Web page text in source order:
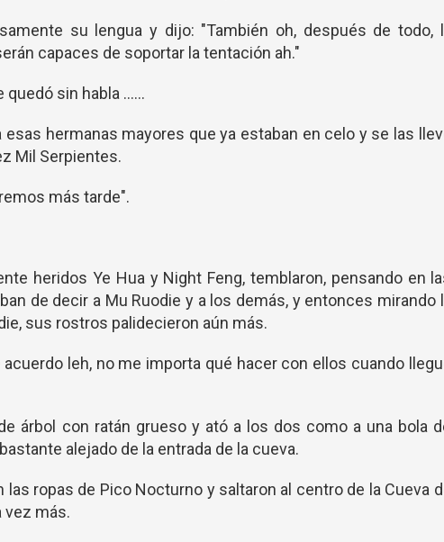
su lengua y dijo: "También oh, después de todo,
capaces de soportar la tentación ah."
quedó sin habla ......
hermanas mayores que ya estaban en celo y se las
Mil Serpientes.
más tarde".
heridos Ye Hua y Night Feng, temblaron, pensando en
de decir a Mu Ruodie y a los demás, y entonces mirando
sus rostros palidecieron aún más.
acuerdo leh, no me importa qué hacer con ellos cuando
árbol con ratán grueso y ató a los dos como a una bola
alejado de la entrada de la cueva.
ropas de Pico Nocturno y saltaron al centro de la Cueva
vez más.